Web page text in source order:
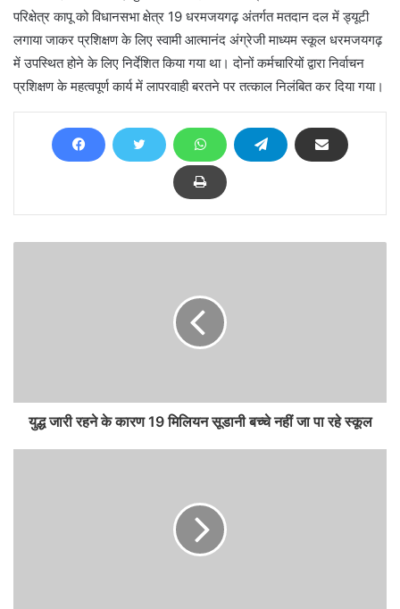
परिक्षेत्र कापू को विधानसभा क्षेत्र 19 धरमजयगढ़ अंतर्गत मतदान दल में ड्यूटी
लगाया जाकर प्रशिक्षण के लिए स्वामी आत्मानंद अंग्रेजी माध्यम स्कूल धरमजयगढ़
में उपस्थित होने के लिए निर्देशित किया गया था। दोनों कर्मचारियों द्वारा निर्वाचन
प्रशिक्षण के महत्वपूर्ण कार्य में लापरवाही बरतने पर तत्काल निलंबित कर दिया गया।
युद्ध जारी रहने के कारण 19 मिलियन सूडानी बच्चे नहीं जा पा रहे स्कूल